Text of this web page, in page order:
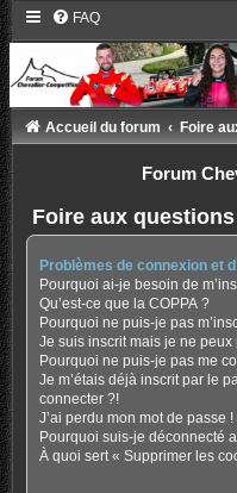
FAQ
Accueil du forum Foire
Forum
Foire aux questions
Problèmes de connexion et
Pourquoi ai-je besoin de
Qu’est-ce que la COPPA ?
Pourquoi ne puis-je pas
Je suis inscrit mais je ne peux
Pourquoi ne puis-je pas me
Je m’étais déjà inscrit par le
connecter ?!
J’ai perdu mon mot de passe !
Pourquoi suis-je déconnecté
À quoi sert « Supprimer les